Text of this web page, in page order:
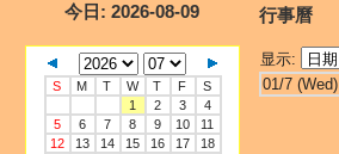
今日 : 2026-08-09
S M T W T F
S
1
2 3
4
5
6 7 8 9 10
11
12
13 14 15 16 17
18
行事曆
显示:
01/7 (Wed)